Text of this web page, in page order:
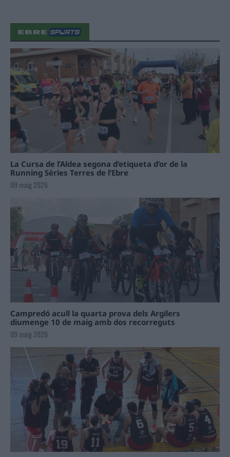
La Cursa de l’Aldea segona d’etiqueta d’or de la
Running Sèries Terres de l’Ebre
09 maig 2026
Campredó acull la quarta prova dels Argilers
diumenge 10 de maig amb dos recorreguts
09 maig 2026